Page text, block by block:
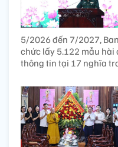
5/2026 đến 7/2027,
chức lấy 5.122 mẫu hài
thông tin tại 17 nghĩa